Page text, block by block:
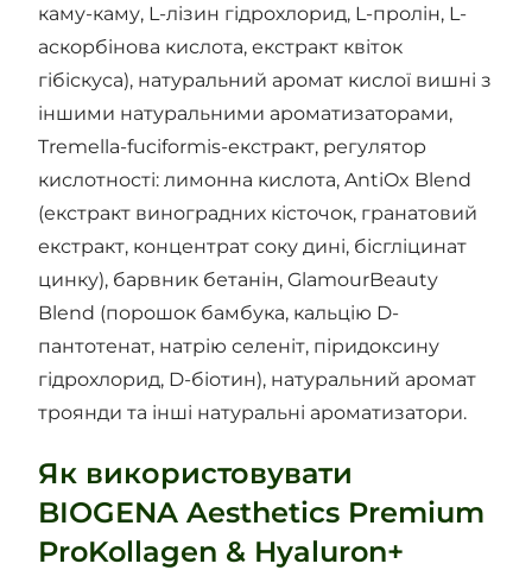
каму-каму, L-лізин гідрохлорид, L-пролін, L-
аскорбінова кислота, екстракт квіток
гібіскуса), натуральний аромат кислої вишні з
іншими натуральними ароматизаторами,
Tremella-fuciformis-екстракт, регулятор
кислотності: лимонна кислота, AntiOx Blend
(екстракт виноградних кісточок, гранатовий
екстракт, концентрат соку дині, бісгліцинат
цинку), барвник бетанін, GlamourBeauty
Blend (порошок бамбука, кальцію D-
пантотенат, натрію селеніт, піридоксину
гідрохлорид, D-біотин), натуральний аромат
троянди та інші натуральні ароматизатори.
Як використовувати
BIOGENA Aesthetics Premium
ProKollagen & Hyaluron+